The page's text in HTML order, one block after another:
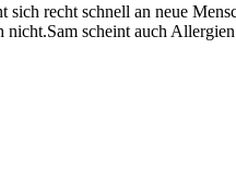
recht schnell an neue
nicht.Sam scheint auch